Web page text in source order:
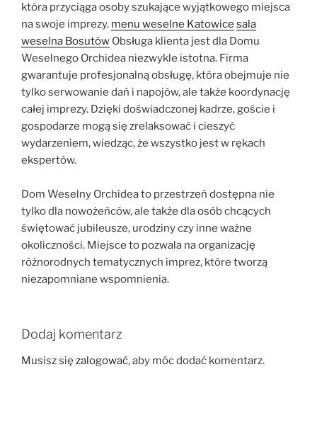
która przyciąga osoby szukające wyjątkowego miejsca
na swoje imprezy. menu weselne Katowice sala
weselna Bosutów Obsługa klienta jest dla Domu
Weselnego Orchidea niezwykle istotna. Firma
gwarantuje profesjonalną obsługę, która obejmuje nie
tylko serwowanie dań i napojów, ale także koordynację
całej imprezy. Dzięki doświadczonej kadrze, goście i
gospodarze mogą się zrelaksować i cieszyć
wydarzeniem, wiedząc, że wszystko jest w rękach
ekspertów.
Dom Weselny Orchidea to przestrzeń dostępna nie
tylko dla nowożeńców, ale także dla osób chcących
świętować jubileusze, urodziny czy inne ważne
okoliczności. Miejsce to pozwala na organizację
różnorodnych tematycznych imprez, które tworzą
niezapomniane wspomnienia.
Dodaj komentarz
Musisz się zalogować, aby móc dodać komentarz.